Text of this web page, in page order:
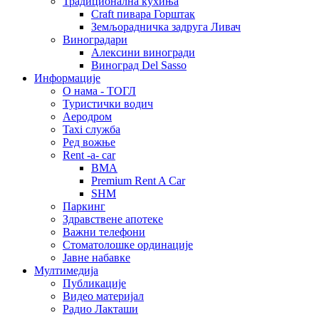
Craft пивара Горштак
Земљорадничка задруга Ливач
Виноградари
Алексини виногради
Виноград Del Sasso
Информације
О нама - ТОГЛ
Туристички водич
Аеродром
Taxi служба
Ред вожње
Rent -a- car
BMA
Premium Rent A Car
SHM
Паркинг
Здравствене апотеке
Важни телефони
Стоматолошке ординације
Јавне набавке
Мултимедија
Публикације
Видео материјал
Радио Лакташи